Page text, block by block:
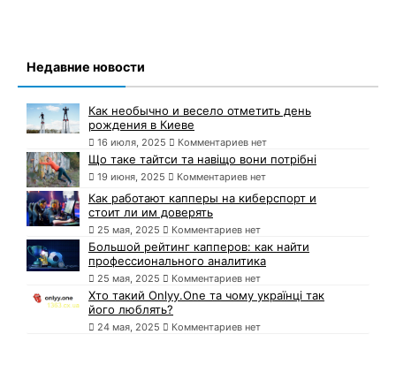
Недавние новости
Как необычно и весело отметить день
рождения в Киеве
16 июля, 2025 Комментариев нет
Що таке тайтси та навіщо вони потрібні
19 июня, 2025 Комментариев нет
Как работают капперы на киберспорт и
стоит ли им доверять
25 мая, 2025 Комментариев нет
Большой рейтинг капперов: как найти
профессионального аналитика
25 мая, 2025 Комментариев нет
Хто такий Onlyy.One та чому українці так
його люблять?
24 мая, 2025 Комментариев нет